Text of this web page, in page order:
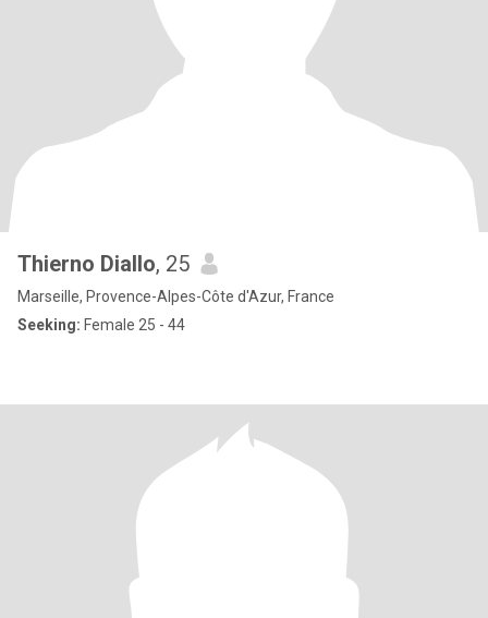
Thierno Diallo, 25
Marseille, Provence-Alpes-Côte d'Azur, France
Seeking: Female 25 - 44